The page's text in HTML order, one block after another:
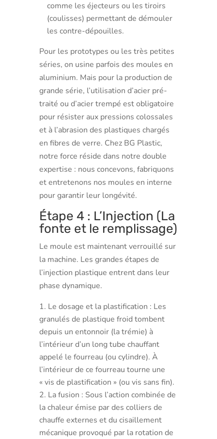
comme les éjecteurs ou les tiroirs
(coulisses) permettant de démouler
les contre-dépouilles.
Pour les prototypes ou les très petites
séries, on usine parfois des moules en
aluminium. Mais pour la production de
grande série, l’utilisation d’acier pré-
traité ou d’acier trempé est obligatoire
pour résister aux pressions colossales
et à l’abrasion des plastiques chargés
en fibres de verre. Chez BG Plastic,
notre force réside dans notre double
expertise : nous concevons, fabriquons
et entretenons nos moules en interne
pour garantir leur longévité.
Étape 4 : L’Injection (La
fonte et le remplissage)
Le moule est maintenant verrouillé sur
la machine. Les grandes étapes de
l’injection plastique entrent dans leur
phase dynamique.
Le dosage et la plastification : Les
granulés de plastique froid tombent
depuis un entonnoir (la trémie) à
l’intérieur d’un long tube chauffant
appelé le fourreau (ou cylindre). À
l’intérieur de ce fourreau tourne une
« vis de plastification » (ou vis sans fin).
La fusion : Sous l’action combinée de
la chaleur émise par des colliers de
chauffe externes et du cisaillement
mécanique provoqué par la rotation de